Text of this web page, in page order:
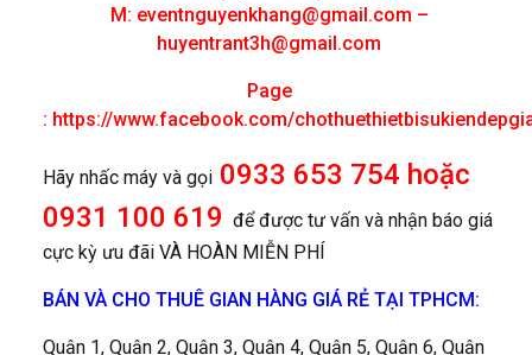
M: eventnguyenkhang@gmail.com –
huyentrant3h@gmail.com
Page
: https://www.facebook.com/
Hãy nhấc máy và gọi 0933 653 754 hoặc
0931 100 619 để được tư vấn và nhận báo giá
cực kỳ ưu đãi VÀ HOÀN MIỄN PHÍ
BÁN VÀ CHO THUÊ GIAN HÀNG GIÁ RẺ TẠI TPHCM:
Quận 1, Quận 2, Quận 3, Quận 4, Quận 5, Quận 6, Quận